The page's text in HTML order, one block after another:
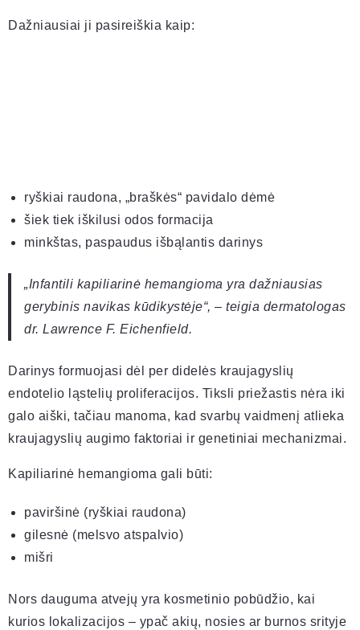
Dažniausiai ji pasireiškia kaip:
ryškiai raudona, „braškės“ pavidalo dėmė
šiek tiek iškilusi odos formacija
minkštas, paspaudus išbąlantis darinys
„Infantili kapiliarinė hemangioma yra dažniausias
gerybinis navikas kūdikystėje“, – teigia dermatologas
dr. Lawrence F. Eichenfield.
Darinys formuojasi dėl per didelės kraujagyslių
endotelio ląstelių proliferacijos. Tiksli priežastis nėra iki
galo aiški, tačiau manoma, kad svarbų vaidmenį atlieka
kraujagyslių augimo faktoriai ir genetiniai mechanizmai.
Kapiliarinė hemangioma gali būti:
paviršinė (ryškiai raudona)
gilesnė (melsvo atspalvio)
mišri
Nors dauguma atvejų yra kosmetinio pobūdžio, kai
kurios lokalizacijos – ypač akių, nosies ar burnos srityje